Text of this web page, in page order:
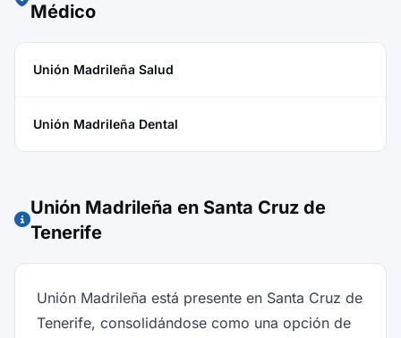
Médico
Unión Madrileña Salud
Unión Madrileña Dental
Unión Madrileña en Santa Cruz de
Tenerife
Unión Madrileña está presente en Santa Cruz de
Tenerife, consolidándose como una opción de